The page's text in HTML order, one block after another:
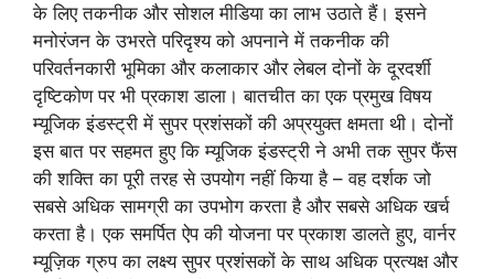
के लिए तकनीक और सोशल मीडिया का लाभ उठाते हैं। इसने
मनोरंजन के उभरते परिदृश्य को अपनाने में तकनीक की
परिवर्तनकारी भूमिका और कलाकार और लेबल दोनों के दूरदर्शी
दृष्टिकोण पर भी प्रकाश डाला। बातचीत का एक प्रमुख विषय
म्यूजिक इंडस्ट्री में सुपर प्रशंसकों की अप्रयुक्त क्षमता थी। दोनों
इस बात पर सहमत हुए कि म्यूजिक इंडस्ट्री ने अभी तक सुपर फैंस
की शक्ति का पूरी तरह से उपयोग नहीं किया है – वह दर्शक जो
सबसे अधिक सामग्री का उपभोग करता है और सबसे अधिक खर्च
करता है। एक समर्पित ऐप की योजना पर प्रकाश डालते हुए, वार्नर
म्यूज़िक ग्रुप का लक्ष्य सुपर प्रशंसकों के साथ अधिक प्रत्यक्ष और